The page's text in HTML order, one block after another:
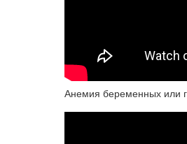
Анемия беременных или